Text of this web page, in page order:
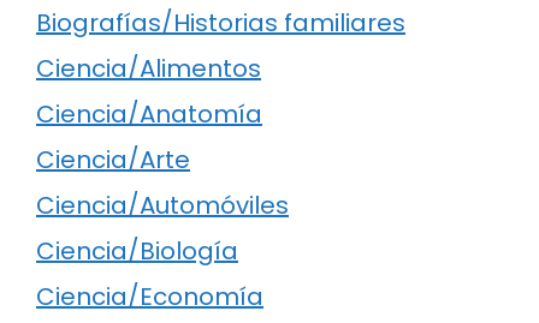
Biografías/Historias familiares
Ciencia/Alimentos
Ciencia/Anatomía
Ciencia/Arte
Ciencia/Automóviles
Ciencia/Biología
Ciencia/Economía